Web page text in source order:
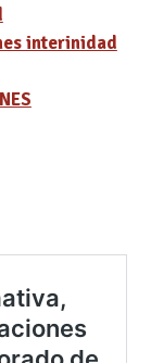
interinidad